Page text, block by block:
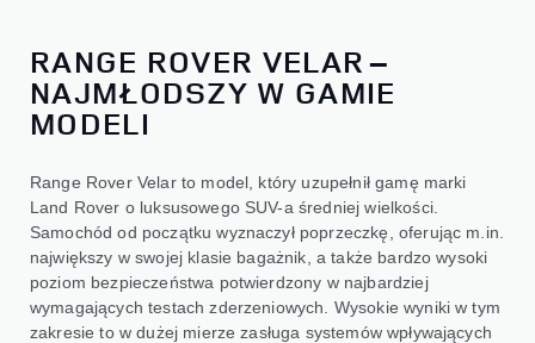
RANGE ROVER VELAR –
NAJMŁODSZY W GAMIE
MODELI
Range Rover Velar to model, który uzupełnił gamę marki
Land Rover o luksusowego SUV-a średniej wielkości.
Samochód od początku wyznaczył poprzeczkę, oferując m.in.
największy w swojej klasie bagażnik, a także bardzo wysoki
poziom bezpieczeństwa potwierdzony w najbardziej
wymagających testach zderzeniowych. Wysokie wyniki w tym
zakresie to w dużej mierze zasługa systemów wpływających